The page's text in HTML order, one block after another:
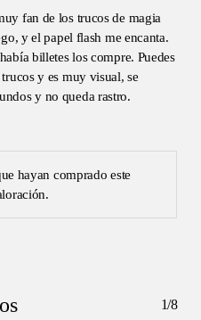
en el carrito.
fan de los trucos de magia
y el papel flash me encanta.
billetes los compre. Puedes
y es muy visual, se
y no queda rastro.
hayan comprado este
1/8